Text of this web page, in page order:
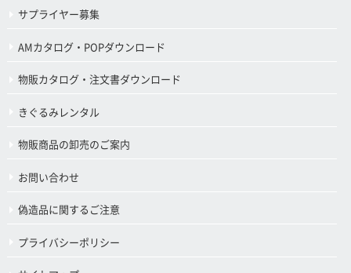
サプライヤー募集
AMカタログ・POPダウンロード
物販カタログ・注文書ダウンロード
きぐるみレンタル
物販商品の卸売のご案内
お問い合わせ
偽造品に関するご注意
プライバシーポリシー